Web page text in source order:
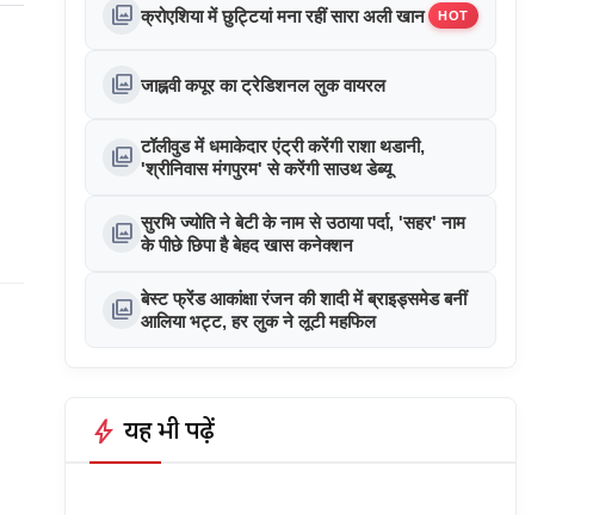
photo_library क्रोएशिया में छुट्टियां मना रहीं सारा अली खान HOT
photo_library जाह्नवी कपूर का ट्रेडिशनल लुक वायरल
photo_library टॉलीवुड में धमाकेदार एंट्री करेंगी राशा थडानी,
'श्रीनिवास मंगपुरम' से करेंगी साउथ डेब्यू
photo_library सुरभि ज्योति ने बेटी के नाम से उठाया पर्दा, 'सहर' नाम
के पीछे छिपा है बेहद खास कनेक्शन
photo_library बेस्ट फ्रेंड आकांक्षा रंजन की शादी में ब्राइड्समेड बनीं
आलिया भट्ट, हर लुक ने लूटी महफिल
bolt यह भी पढ़ें